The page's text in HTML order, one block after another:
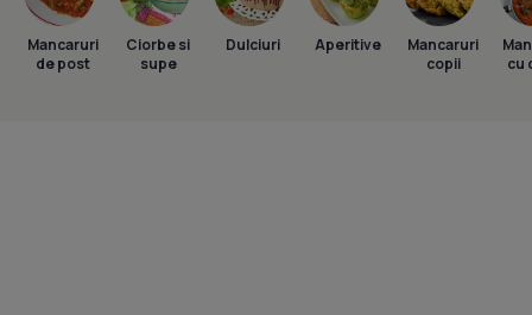
Mancaruri
de post
Ciorbe si
supe
Dulciuri Aperitive
Mancaruri
copii
cu